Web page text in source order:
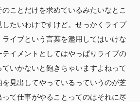
ことだけを求めているみたいなとこ
たいわけですけど。せっかくライブ
イブという言葉を濫用してはいけな
イメントとしてはやっぱりライブの
いかないと飽きちゃいますよねって
見出してやっているっていうのが芝
て仕事がやることってのはそれに尽